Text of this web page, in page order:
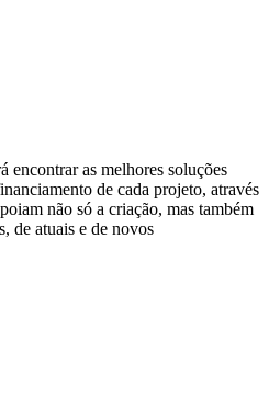
encontrar as melhores soluções
de cada projeto, através
não só a criação, mas também
de atuais e de novos